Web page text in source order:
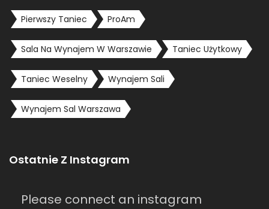
Pierwszy Taniec ProAm
Sala Na Wynajem W Warszawie Taniec Użytkowy
Taniec Weselny Wynajem Sali
Wynajem Sal Warszawa
Ostatnie Z Instagram
Please connect an instagram